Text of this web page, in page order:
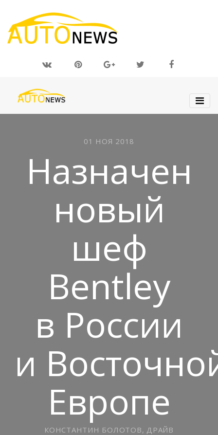
01 НОЯ 2018
Назначен
новый
шеф
Bentley
в России
и
Европе
КОНСТАНТИН БОЛОТОВ, ДРАЙВ